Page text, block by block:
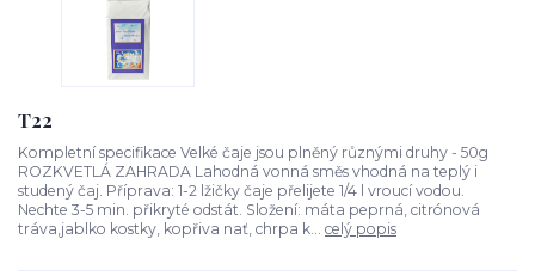
T22
Kompletní specifikace Velké čaje jsou plněný různými druhy - 50g
ROZKVETLÁ ZAHRADA Lahodná vonná směs vhodná na teplý i
studený čaj. Příprava: 1-2 lžičky čaje přelijete 1/4 l vroucí vodou.
Nechte 3-5 min. přikryté odstát. Složení: máta peprná, citrónová
tráva,jablko kostky, kopřiva nať, chrpa k... celý popis